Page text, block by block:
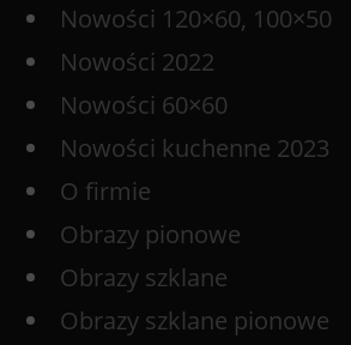
Nowości 120×60, 100×50
Nowości 2022
Nowości 60×60
Nowości kuchenne 2023
O firmie
Obrazy pionowe
Obrazy szklane
Obrazy szklane pionowe